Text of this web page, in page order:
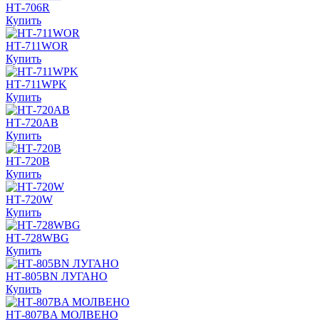
НТ-706R
Купить
НТ-711WOR
Купить
НТ-711WPK
Купить
НТ-720AB
Купить
НТ-720B
Купить
НТ-720W
Купить
НТ-728WBG
Купить
НТ-805BN ЛУГАНО
Купить
НТ-807BA МОЛВЕНО